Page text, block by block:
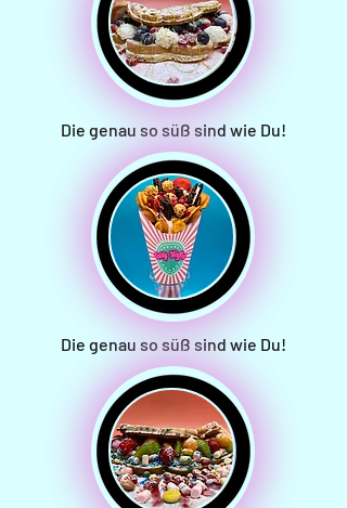
Die genau so süß sind wie Du!
Die genau so süß sind wie Du!